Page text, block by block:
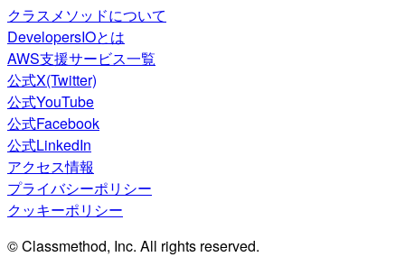
クラスメソッドについて
DevelopersIOとは
AWS支援サービス一覧
公式X(Twitter)
公式YouTube
公式Facebook
公式LinkedIn
アクセス情報
プライバシーポリシー
クッキーポリシー
© Classmethod, Inc. All rights reserved.